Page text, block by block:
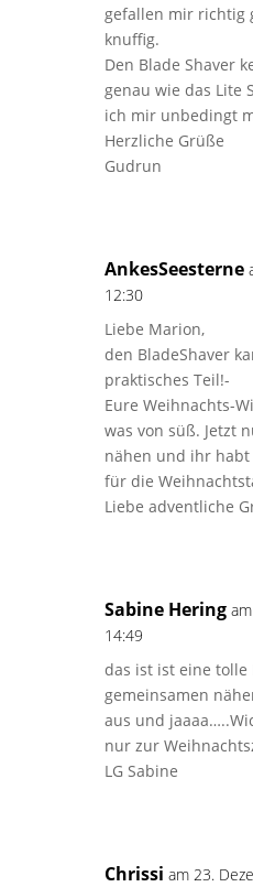
gefallen mir richtig
knuffig.
Den Blade Shaver
genau wie das Lite
ich mir unbedingt
Herzliche Grüße
Gudrun
AnkesSeesterne
12:30
Liebe Marion,
den BladeShaver
praktisches Teil!-
Eure Weihnachts-
was von süß. Jetzt
nähen und ihr
für die
Liebe adventliche
Sabine Hering
14:49
das ist ist eine tolle
gemeinsamen
aus und
nur zur
LG Sabine
Chrissi am 23.